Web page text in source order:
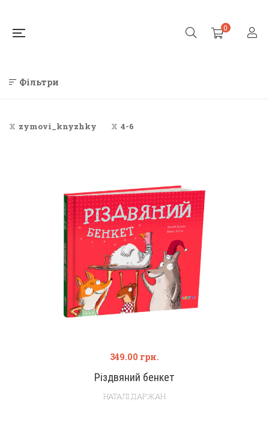
0
Фільтри
zymovi_knyzhky 4-6
Різдвяний бенкет
349.00 грн.
НАТАЛІ ДАРЖАН